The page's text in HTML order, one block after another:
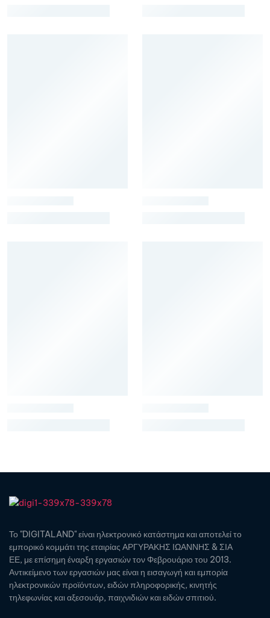
Το "DIGITALAND" είναι ηλεκτρονικό κατάστημα και αποτελεί το
εμπορικό κομμάτι της εταιρίας ΑΡΓΥΡΑΚΗΣ ΙΩΑΝΝΗΣ & ΣΙΑ
ΕΕ, με επίσημη έναρξη εργασιών τον Φεβρουάριο του 2013.
Αντικείμενο των εργασιών μας είναι η εισαγωγή και εμπορία
ηλεκτρονικών προϊόντων, ειδών πληροφορικής, κινητής
τηλεφωνίας και αξεσουάρ, παιχνιδιών και ειδών σπιτιού.